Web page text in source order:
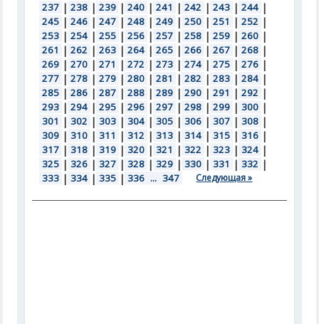
237 | 238 | 239 | 240 | 241 | 242 | 243 | 244 |
245 | 246 | 247 | 248 | 249 | 250 | 251 | 252 |
253 | 254 | 255 | 256 | 257 | 258 | 259 | 260 |
261 | 262 | 263 | 264 | 265 | 266 | 267 | 268 |
269 | 270 | 271 | 272 | 273 | 274 | 275 | 276 |
277 | 278 | 279 | 280 | 281 | 282 | 283 | 284 |
285 | 286 | 287 | 288 | 289 | 290 | 291 | 292 |
293 | 294 | 295 | 296 | 297 | 298 | 299 | 300 |
301 | 302 | 303 | 304 | 305 | 306 | 307 | 308 |
309 | 310 | 311 | 312 | 313 | 314 | 315 | 316 |
317 | 318 | 319 | 320 | 321 | 322 | 323 | 324 |
325 | 326 | 327 | 328 | 329 | 330 | 331 | 332 |
333 | 334 | 335 | 336 ... 347 Следующая »